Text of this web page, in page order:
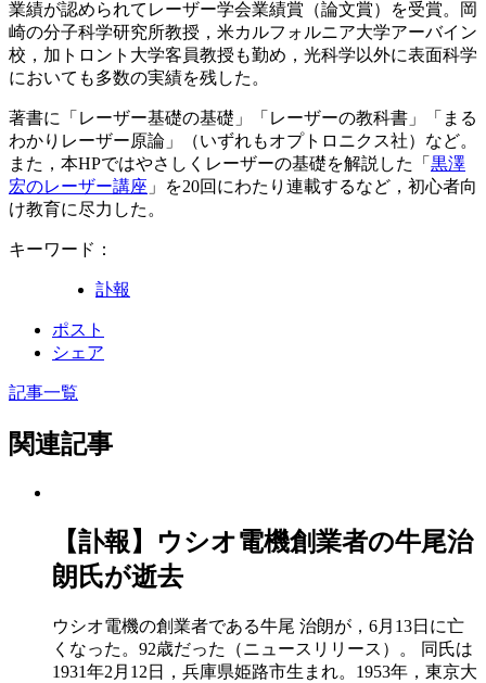
業績が認められてレーザー学会業績賞（論文賞）を受賞。岡
崎の分子科学研究所教授，米カルフォルニア大学アーバイン
校，加トロント大学客員教授も勤め，光科学以外に表面科学
においても多数の実績を残した。
著書に「レーザー基礎の基礎」「レーザーの教科書」「まる
わかりレーザー原論」（いずれもオプトロニクス社）など。
また，本HPではやさしくレーザーの基礎を解説した「 黒澤
宏のレーザー講座 」を20回にわたり連載するなど，初心者向
け教育に尽力した。
キーワード：
訃報
ポスト
シェア
記事一覧
関連記事
【訃報】ウシオ電機創業者の牛尾治
朗氏が逝去
ウシオ電機の創業者である牛尾 治朗が，6月13日に亡
くなった。92歳だった（ニュースリリース）。 同氏は
1931年2月12日，兵庫県姫路市生まれ。1953年，東京大